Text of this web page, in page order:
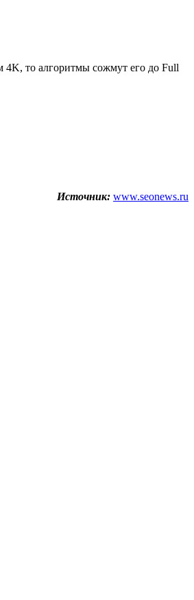
4K, то алгоритмы сожмут его до Full
Источник: www.seonews.ru